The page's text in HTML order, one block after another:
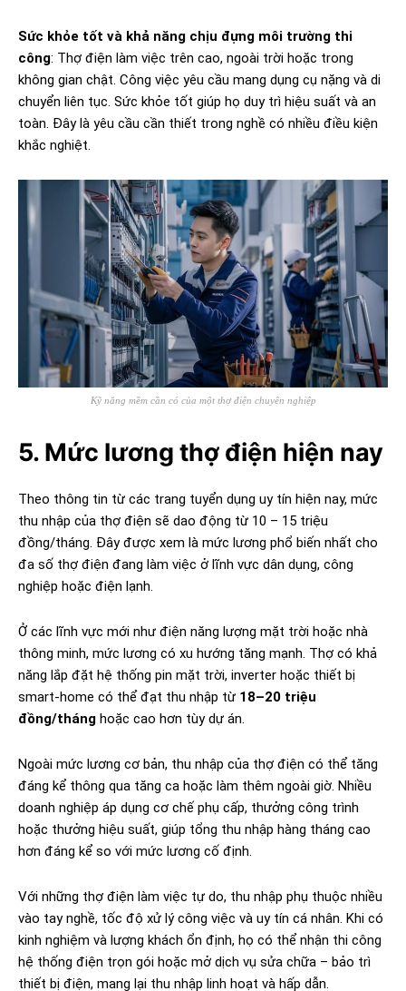
Sức khỏe tốt và khả năng chịu đựng môi trường thi
công: Thợ điện làm việc trên cao, ngoài trời hoặc trong
không gian chật. Công việc yêu cầu mang dụng cụ nặng và di
chuyển liên tục. Sức khỏe tốt giúp họ duy trì hiệu suất và an
toàn. Đây là yêu cầu cần thiết trong nghề có nhiều điều kiện
khắc nghiệt.
Kỹ năng mềm cần có của một thợ điện chuyên nghiệp
5. Mức lương thợ điện hiện nay
Theo thông tin từ các trang tuyển dụng uy tín hiện nay, mức
thu nhập của thợ điện sẽ dao động từ 10 – 15 triệu
đồng/tháng. Đây được xem là mức lương phổ biến nhất cho
đa số thợ điện đang làm việc ở lĩnh vực dân dụng, công
nghiệp hoặc điện lạnh.
Ở các lĩnh vực mới như điện năng lượng mặt trời hoặc nhà
thông minh, mức lương có xu hướng tăng mạnh. Thợ có khả
năng lắp đặt hệ thống pin mặt trời, inverter hoặc thiết bị
smart-home có thể đạt thu nhập từ 18–20 triệu
đồng/tháng hoặc cao hơn tùy dự án.
Ngoài mức lương cơ bản, thu nhập của thợ điện có thể tăng
đáng kể thông qua tăng ca hoặc làm thêm ngoài giờ. Nhiều
doanh nghiệp áp dụng cơ chế phụ cấp, thưởng công trình
hoặc thưởng hiệu suất, giúp tổng thu nhập hàng tháng cao
hơn đáng kể so với mức lương cố định.
Với những thợ điện làm việc tự do, thu nhập phụ thuộc nhiều
vào tay nghề, tốc độ xử lý công việc và uy tín cá nhân. Khi có
kinh nghiệm và lượng khách ổn định, họ có thể nhận thi công
hệ thống điện trọn gói hoặc mở dịch vụ sửa chữa – bảo trì
thiết bị điện, mang lại thu nhập linh hoạt và hấp dẫn.